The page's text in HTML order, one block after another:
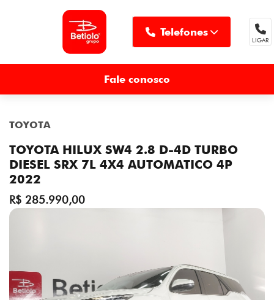
Telefones
LIGAR
Fale conosco
TOYOTA
TOYOTA HILUX SW4 2.8 D-4D TURBO
DIESEL SRX 7L 4X4 AUTOMATICO 4P
2022
R$ 285.990,00